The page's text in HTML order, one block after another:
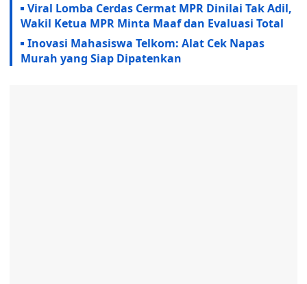
Viral Lomba Cerdas Cermat MPR Dinilai Tak Adil,
Wakil Ketua MPR Minta Maaf dan Evaluasi Total
Inovasi Mahasiswa Telkom: Alat Cek Napas
Murah yang Siap Dipatenkan